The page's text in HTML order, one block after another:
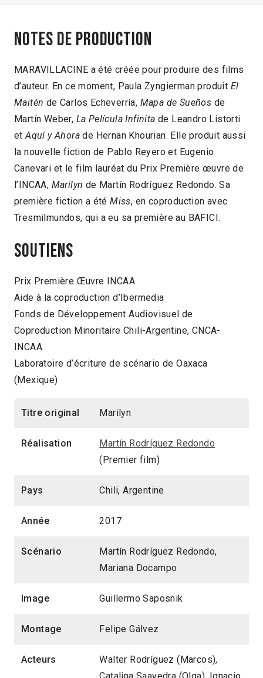
Notes de production
MARAVILLACINE a été créée pour produire des films
d’auteur. En ce moment, Paula Zyngierman produit El
Maitén de Carlos Echeverría, Mapa de Sueños de
Martín Weber, La Película Infinitade Leandro Listorti
etAquí y Ahora de Hernan Khourian. Elle produit aussi
la nouvelle fiction de Pablo Reyero et Eugenio
Canevari et le film lauréat du Prix Première œuvre de
l’INCAA, Marilyn de Martín Rodríguez Redondo. Sa
première fiction a étéMiss, en coproduction avec
Tresmilmundos, qui a eu sa première au BAFICI.
Soutiens
Prix Première Œuvre INCAA
Aide à la coproduction d’Ibermedia
Fonds de Développement Audiovisuel de
Coproduction Minoritaire Chili-Argentine, CNCA-
INCAA.
Laboratoire d’écriture de scénario de Oaxaca
(Mexique)
Titre original Marilyn
Réalisation
Martín Rodríguez Redondo
(Premier film)
Pays Chili, Argentine
Année 2017
Scénario
Martín Rodríguez Redondo,
Mariana Docampo
Image Guillermo Saposnik
Montage Felipe Gálvez
Acteurs
Walter Rodríguez (Marcos),